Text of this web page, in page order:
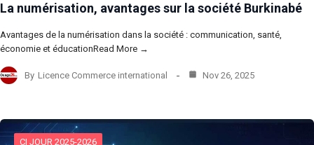
La numérisation, avantages sur la société Burkinabé
Avantages de la numérisation dans la société : communication, santé,
économie et éducationRead More →
By Licence Commerce international Nov 26, 2025
CI JOUR 2025-2026